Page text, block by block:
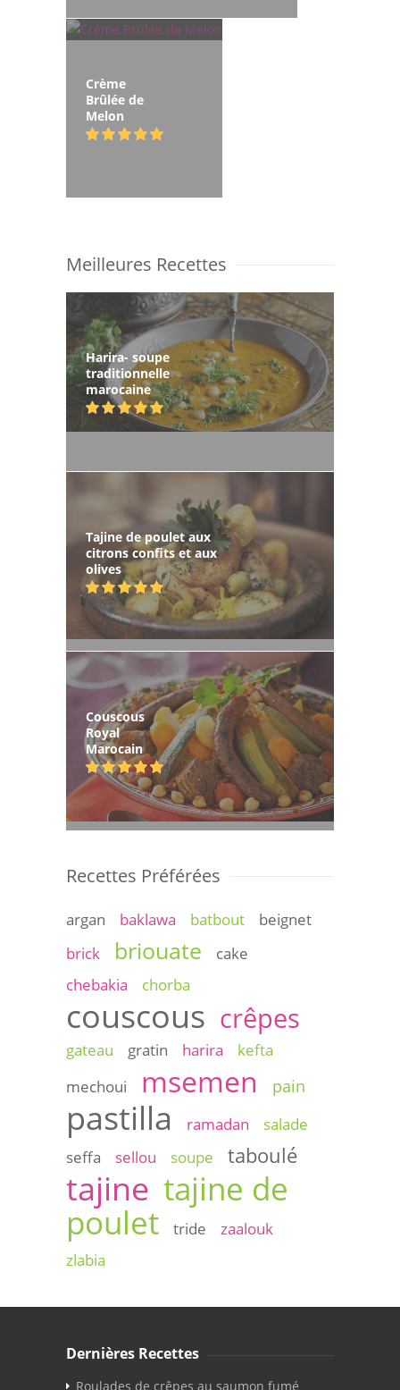
Crème
Brûlée de
Melon
Meilleures Recettes
Harira- soupe
traditionnelle
marocaine
Tajine de poulet aux
citrons confits et aux
olives
Couscous
Royal
Marocain
Recettes Préférées
argan baklawa batbout
beignet
brick
briouate
cake
chebakia
chorba
couscous crêpes
gateau gratin harira
kefta
mechoui
msemen pain
pastilla ramadan
salade
seffa
sellou soupe taboulé
tajine tajine de
poulet
tride
zaalouk
zlabia
Dernières Recettes
Roulades de crêpes au saumon fumé